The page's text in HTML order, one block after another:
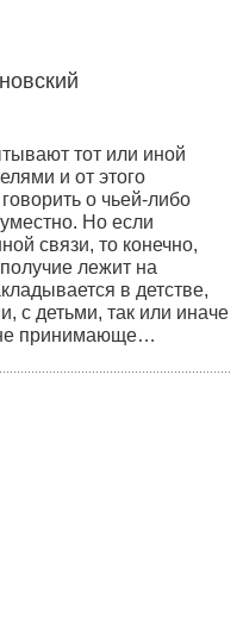
тот или иной
и от этого
о чьей-либо
Но если
связи, то конечно,
лежит на
в детстве,
с детьми, так или иначе
не принимающе…